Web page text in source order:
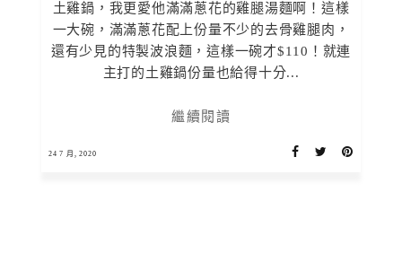
土雞鍋，我更愛他滿滿蔥花的雞腿湯麵啊！這樣
一大碗，滿滿蔥花配上份量不少的去骨雞腿肉，
還有少見的特製波浪麵，這樣一碗才$110！就連
主打的土雞鍋份量也給得十分...
繼續閱讀
24 7 月, 2020